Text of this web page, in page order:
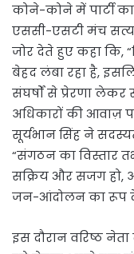
कोने-कोने में पार्टी का
एससी-एसटी मंच
जोर देते हुए कहा कि,
बेहद लंबा रहा है,
संघर्षों से प्रेरणा
अधिकारों की आवाज़
सूर्यभान सिंह ने
“संगठन का विस्तार
सक्रिय और सजग हो,
जन-आंदोलन का रूप
इस दौरान वरिष्ठ